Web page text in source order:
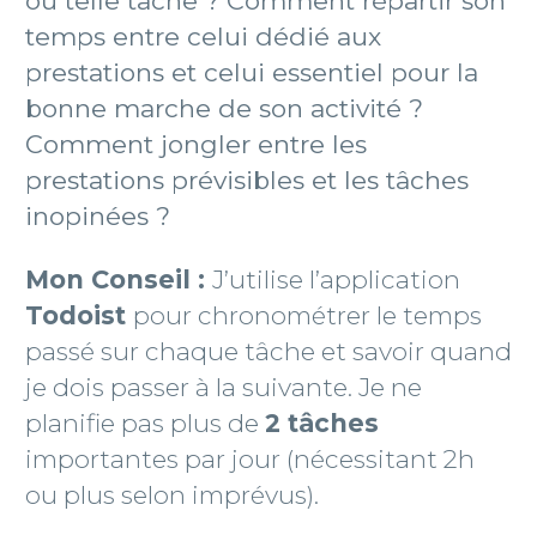
temps entre celui dédié aux
prestations et celui essentiel pour la
bonne marche de son activité ?
Comment jongler entre les
prestations prévisibles et les tâches
inopinées ?
Mon Conseil : J’utilise l’application
Todoist pour chronométrer le temps
passé sur chaque tâche et savoir quand
je dois passer à la suivante. Je ne
planifie pas plus de 2 tâches
importantes par jour (nécessitant 2h
ou plus selon imprévus).